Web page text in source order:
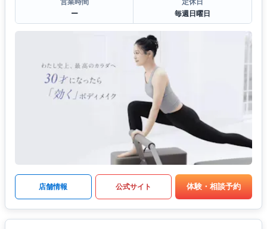
ー
毎週日曜日
店舗情報 公式サイト 体験・相談予約